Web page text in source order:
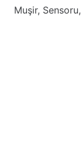
Muşir,